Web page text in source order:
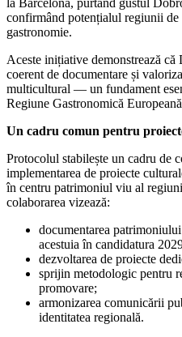
la Barcelona, purtând gustul
confirmând potențialul regiunii de
gastronomie.
Aceste inițiative demonstrează că
coerent de documentare și
multicultural — un fundament
Regiune Gastronomică
Un cadru comun pentru
Protocolul stabilește un cadru de
implementarea de proiecte
în centru patrimoniul viu al
colaborarea vizează:
documentarea
acestuia în candidatura
dezvoltarea de proiecte
sprijin metodologic pentru
promovare;
armonizarea comunicării
identitatea regională.